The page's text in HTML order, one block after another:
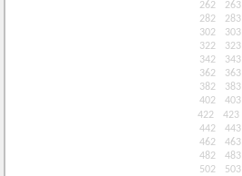
262
263
282
283
302
303
322
323
342
343
362
363
382
383
402
403
422
423
442
443
462
463
482
483
502
503